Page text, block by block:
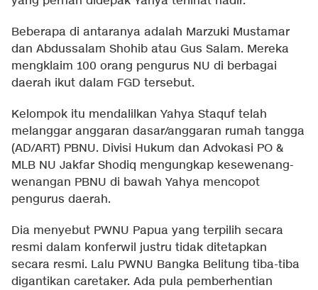
Beberapa di antaranya adalah Marzuki Mustamar
dan Abdussalam Shohib atau Gus Salam. Mereka
mengklaim 100 orang pengurus NU di berbagai
daerah ikut dalam FGD tersebut.
Kelompok itu mendalilkan Yahya Staquf telah
melanggar anggaran dasar/anggaran rumah tangga
(AD/ART) PBNU. Divisi Hukum dan Advokasi PO &
MLB NU Jakfar Shodiq mengungkap kesewenang-
wenangan PBNU di bawah Yahya mencopot
pengurus daerah.
Dia menyebut PWNU Papua yang terpilih secara
resmi dalam konferwil justru tidak ditetapkan
secara resmi. Lalu PWNU Bangka Belitung tiba-tiba
digantikan caretaker. Ada pula pemberhentian